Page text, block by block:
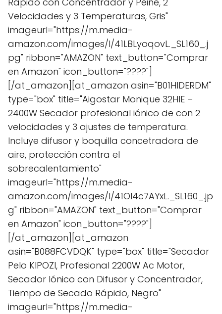
Velocidades y 3 Temperaturas, Gris"
imageurl="https://m.media-
amazon.com/images/I/41LBLyoqovL._SL160_.j
pg" ribbon="AMAZON" text_button="Comprar
en Amazon" icon_button="????"]
[/at_amazon][at_amazon asin="B01HIDERDM"
type="box" title="Aigostar Monique 32HIE –
2400W Secador profesional iónico de con 2
velocidades y 3 ajustes de temperatura.
Incluye difusor y boquilla concetradora de
aire, protección contra el
sobrecalentamiento"
imageurl="https://m.media-
amazon.com/images/I/41Ol4c7AYxL._SL160_.jp
g" ribbon="AMAZON" text_button="Comprar
en Amazon" icon_button="????"]
[/at_amazon][at_amazon
asin="B088FCVDQK" type="box" title="Secador
Pelo KIPOZI, Profesional 2200W Ac Motor,
Secador Iónico con Difusor y Concentrador,
Tiempo de Secado Rápido, Negro"
imageurl="https://m.media-